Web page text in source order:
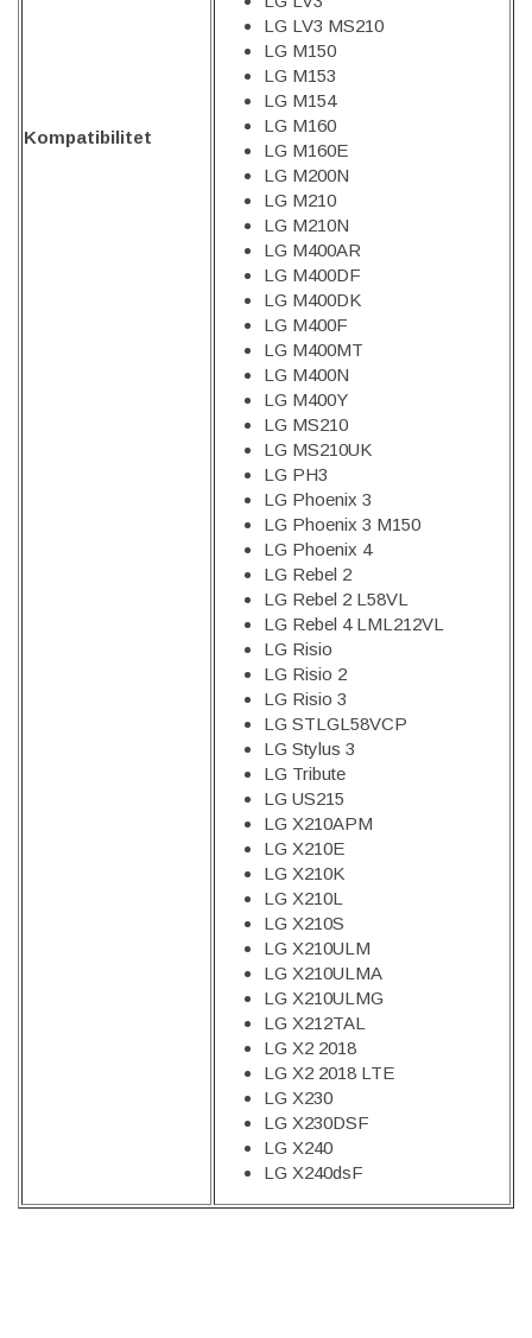
Kompatibilitet
LG LV3 MS210
LG M150
LG M153
LG M154
LG M160
LG M160E
LG M200N
LG M210
LG M210N
LG M400AR
LG M400DF
LG M400DK
LG M400F
LG M400MT
LG M400N
LG M400Y
LG MS210
LG MS210UK
LG PH3
LG Phoenix 3
LG Phoenix 3 M150
LG Phoenix 4
LG Rebel 2
LG Rebel 2 L58VL
LG Rebel 4 LML212VL
LG Risio
LG Risio 2
LG Risio 3
LG STLGL58VCP
LG Stylus 3
LG Tribute
LG US215
LG X210APM
LG X210E
LG X210K
LG X210L
LG X210S
LG X210ULM
LG X210ULMA
LG X210ULMG
LG X212TAL
LG X2 2018
LG X2 2018 LTE
LG X230
LG X230DSF
LG X240
LG X240dsF